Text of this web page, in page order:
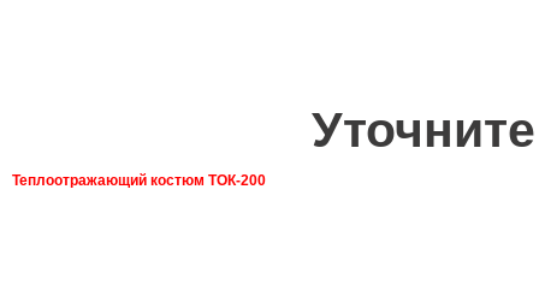
Теплоотражающий костюм ТОК-200